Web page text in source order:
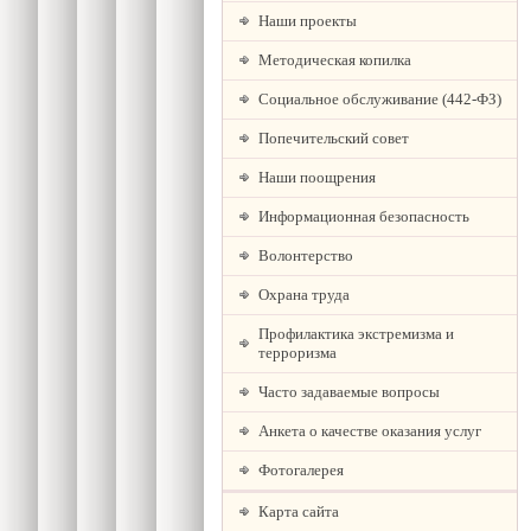
Наши проекты
Методическая копилка
Социальное обслуживание (442-ФЗ)
Попечительский совет
Наши поощрения
Информационная безопасность
Волонтерство
Охрана труда
Профилактика экстремизма и
терроризма
Часто задаваемые вопросы
Анкета о качестве оказания услуг
Фотогалерея
Карта сайта